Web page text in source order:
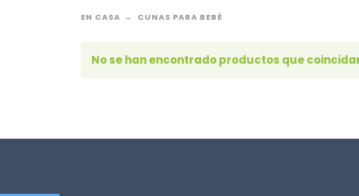
EN CASA CUNAS PARA BEBÉ
No se han encontrado productos que